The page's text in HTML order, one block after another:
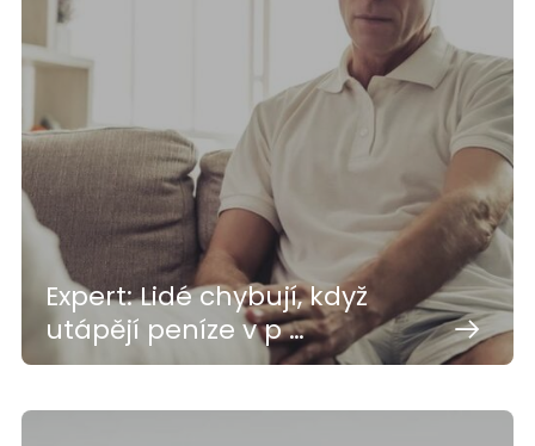
Expert: Lidé chybují, když
utápějí peníze v p …